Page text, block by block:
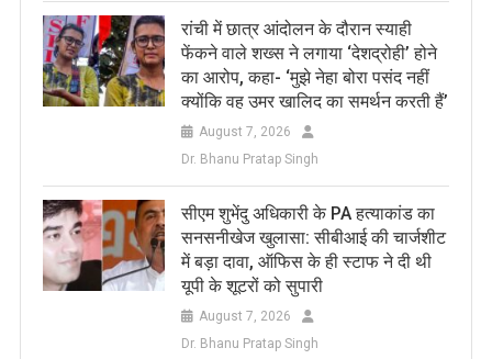
रांची में छात्र आंदोलन के दौरान स्याही
फेंकने वाले शख्स ने लगाया ‘देशद्रोही’ होने
का आरोप, कहा- ‘मुझे नेहा बोरा पसंद नहीं
क्योंकि वह उमर खालिद का समर्थन करती हैं’
August 7, 2026
Dr. Bhanu Pratap Singh
सीएम शुभेंदु अधिकारी के PA हत्याकांड का
सनसनीखेज खुलासा: सीबीआई की चार्जशीट
में बड़ा दावा, ऑफिस के ही स्टाफ ने दी थी
यूपी के शूटरों को सुपारी
August 7, 2026
Dr. Bhanu Pratap Singh